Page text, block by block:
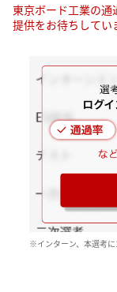
東京ボード工業の
提供をお待ちしてい
※インターン、本選考に